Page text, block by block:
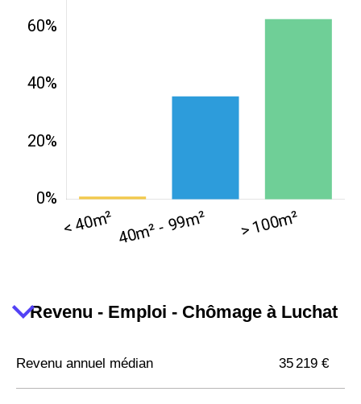
Revenu - Emploi - Chômage à Luchat
Revenu annuel médian 35 219 €